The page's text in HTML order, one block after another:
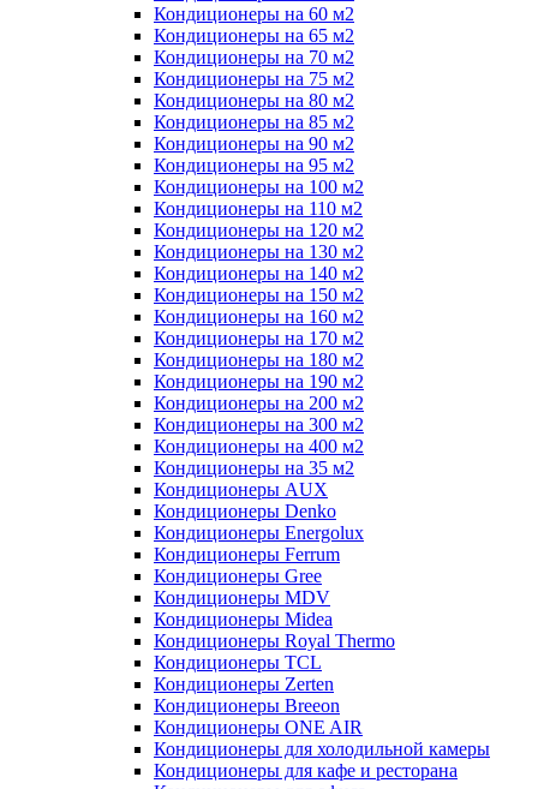
Кондиционеры на 60 м2
Кондиционеры на 65 м2
Кондиционеры на 70 м2
Кондиционеры на 75 м2
Кондиционеры на 80 м2
Кондиционеры на 85 м2
Кондиционеры на 90 м2
Кондиционеры на 95 м2
Кондиционеры на 100 м2
Кондиционеры на 110 м2
Кондиционеры на 120 м2
Кондиционеры на 130 м2
Кондиционеры на 140 м2
Кондиционеры на 150 м2
Кондиционеры на 160 м2
Кондиционеры на 170 м2
Кондиционеры на 180 м2
Кондиционеры на 190 м2
Кондиционеры на 200 м2
Кондиционеры на 300 м2
Кондиционеры на 400 м2
Кондиционеры на 35 м2
Кондиционеры AUX
Кондиционеры Denko
Кондиционеры Energolux
Кондиционеры Ferrum
Кондиционеры Gree
Кондиционеры MDV
Кондиционеры Midea
Кондиционеры Royal Thermo
Кондиционеры TCL
Кондиционеры Zerten
Кондиционеры Breeon
Кондиционеры ONE AIR
Кондиционеры для холодильной камеры
Кондиционеры для кафе и ресторана